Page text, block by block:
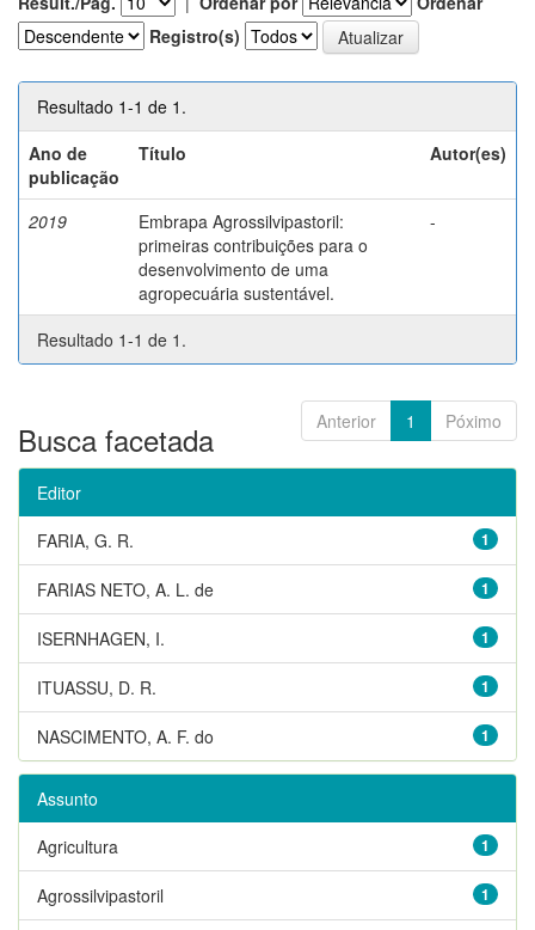
Registro(s)
Resultado 1-1 de 1.
Ano de
publicação
Título Autor(es)
2019
Embrapa Agrossilvipastoril:
primeiras contribuições para o
desenvolvimento de uma
agropecuária sustentável.
-
Resultado 1-1 de 1.
Anterior 1 Póximo
Busca facetada
Editor
1
FARIA, G. R.
1
FARIAS NETO, A. L. de
1
ISERNHAGEN, I.
1
ITUASSU, D. R.
1
NASCIMENTO, A. F. do
Assunto
1
Agricultura
1
Agrossilvipastoril